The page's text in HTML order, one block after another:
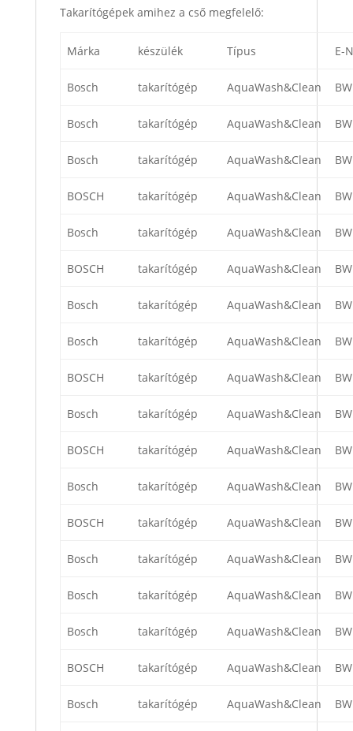
Takarítógépek amihez a cső megfelelő:
Márka készülék Típus E-
Bosch takarítógép AquaWash&Clean
Bosch takarítógép AquaWash&Clean
Bosch takarítógép AquaWash&Clean
BOSCH takarítógép AquaWash&Clean
Bosch takarítógép AquaWash&Clean
BOSCH takarítógép AquaWash&Clean
Bosch takarítógép AquaWash&Clean
Bosch takarítógép AquaWash&Clean
BOSCH takarítógép AquaWash&Clean
Bosch takarítógép AquaWash&Clean
BOSCH takarítógép AquaWash&Clean
Bosch takarítógép AquaWash&Clean
BOSCH takarítógép AquaWash&Clean
Bosch takarítógép AquaWash&Clean
Bosch takarítógép AquaWash&Clean
Bosch takarítógép AquaWash&Clean
BOSCH takarítógép AquaWash&Clean
Bosch takarítógép AquaWash&Clean